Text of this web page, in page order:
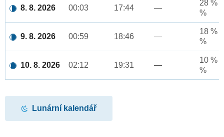
8. 8. 2026 00:03 17:44 —
28 %
%
9. 8. 2026 00:59 18:46 —
18 %
%
10. 8. 2026 02:12 19:31 —
10 %
%
Lunární kalendář